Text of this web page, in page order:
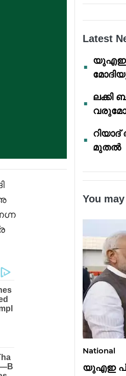
Latest
യുഎഇ
ലക്കി
മുതൽ
You
National
യുഎഇ